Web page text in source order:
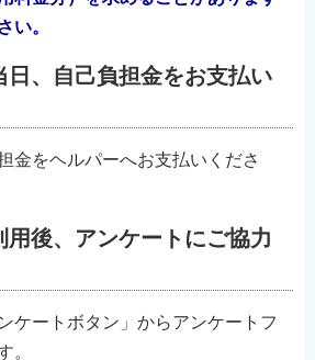
い。
日、自己負担金をお支払い
金をヘルパーへお支払いくださ
用後、アンケートにご協力
ケートボタン」からアンケートフ
。